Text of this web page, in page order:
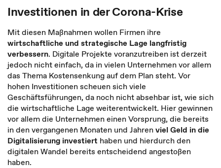
Investitionen in der Corona-Krise
Mit diesen Maßnahmen wollen Firmen ihre
wirtschaftliche und strategische Lage langfristig
verbessern. Digitale Projekte voranzutreiben ist derzeit
jedoch nicht einfach, da in vielen Unternehmen vor allem
das Thema Kostensenkung auf dem Plan steht. Vor
hohen Investitionen scheuen sich viele
Geschäftsführungen, da noch nicht absehbar ist, wie sich
die wirtschaftliche Lage weiterentwickelt. Hier gewinnen
vor allem die Unternehmen einen Vorsprung, die bereits
in den vergangenen Monaten und Jahrenviel Geld in die
Digitalisierung investiert haben und hierdurch den
digitalen Wandel bereits entscheidend angestoßen
haben.